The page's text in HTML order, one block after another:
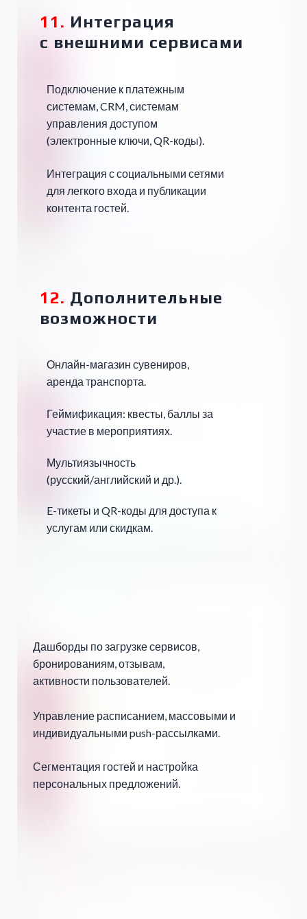
12. Дополнительные
возможности
11. Интеграция
с внешними сервисами
Интеграция с социальными сетями
для легкого входа и публикации
контента гостей.
Подключение к платежным
системам, CRM, системам
управления доступом
(электронные ключи, QR-коды).
Сегментация гостей и настройка
персональных предложений.
E-тикеты и QR-коды для доступа к
услугам или скидкам.
Мультиязычность
(русский/английский и др.).
Геймификация: квесты, баллы за
участие в мероприятиях.
Управление расписанием, массовыми и
индивидуальными push-рассылками.
Дашборды по загрузке сервисов,
бронированиям, отзывам,
активности пользователей.
Онлайн-магазин сувениров,
аренда транспорта.